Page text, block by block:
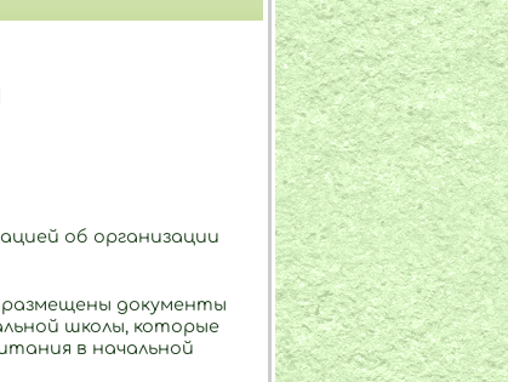
об организации
размещены документы
школы, которые
в начальной